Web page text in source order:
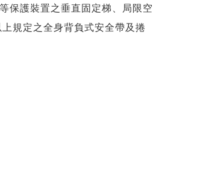
保護裝置之垂直固定梯、局限空
規定之全身背負式安全帶及捲